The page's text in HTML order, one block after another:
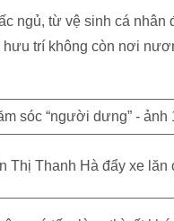
ngủ, từ vệ sinh cá
trí không còn nơi
Thị Thanh Hà đẩy xe lăn